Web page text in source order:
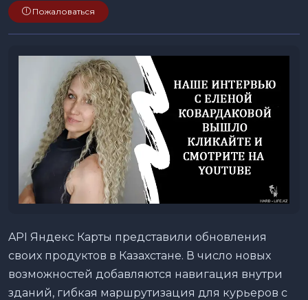
Пожаловаться
API Яндекс Карты представили обновления
своих продуктов в Казахстане. В число новых
возможностей добавляются навигация внутри
зданий, гибкая маршрутизация для курьеров с